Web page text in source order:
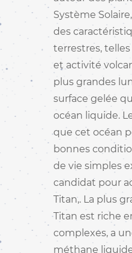
Système
des
terrestres,
et activité
plus grandes
surface gelée
océan liquide.
que cet océan
bonnes
de vie simples
candidat pour
Titan,. La plus
Titan est riche
complexes, a
méthane